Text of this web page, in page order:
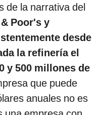
de la narrativa del
Poor's y
desde
la refinería el
y 500 millones de
que puede
anuales no es